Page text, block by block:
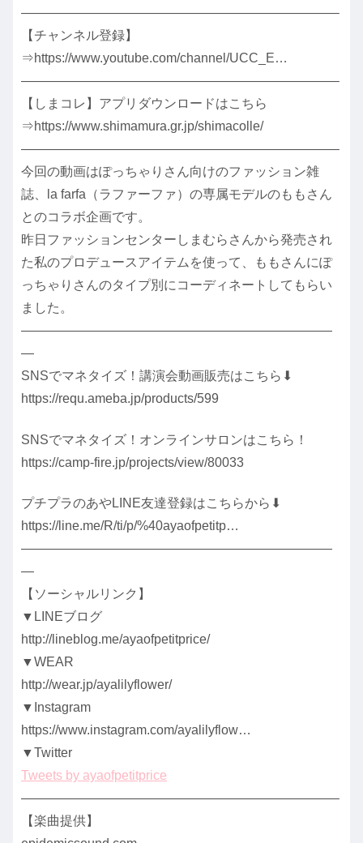
————————————————————————–
【チャンネル登録】
⇒https://www.youtube.com/channel/UCC_E…
————————————————————————–
【しまコレ】アプリダウンロードはこちら
⇒https://www.shimamura.gr.jp/shimacolle/
————————————————————————–
今回の動画はぽっちゃりさん向けのファッション雑
誌、la farfa（ラファーファ）の専属モデルのももさん
とのコラボ企画です。
昨日ファッションセンターしまむらさんから発売され
た私のプロデュースアイテムを使って、ももさんにぽ
っちゃりさんのタイプ別にコーディネートしてもらい
ました。
————————————————————————
—
SNSでマネタイズ！講演会動画販売はこちら⬇
https://requ.ameba.jp/products/599
SNSでマネタイズ！オンラインサロンはこちら！
https://camp-fire.jp/projects/view/80033
プチプラのあやLINE友達登録はこちらから⬇
https://line.me/R/ti/p/%40ayaofpetitp…
————————————————————————
—
【ソーシャルリンク】
▼LINEブログ
http://lineblog.me/ayaofpetitprice/
▼WEAR
http://wear.jp/ayalilyflower/
▼Instagram
https://www.instagram.com/ayalilyflow…
▼Twitter
Tweets by ayaofpetitprice
————————————————————————–
【楽曲提供】